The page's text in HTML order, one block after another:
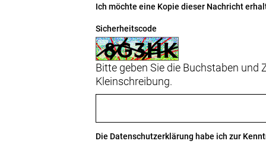
Gabel: Carbon, verborgene
Schaltwerk hinten: Shimano CUES
Kurbelsatz: Prowheel, Aluminium,
Kette: Shimano LG500
Ich möchte eine Kopie dieser Nachricht
Sicherheitscode
Bitte geben Sie die Buchstaben und
Kleinschreibung.
Die Datenschutzerklärung habe ich zur